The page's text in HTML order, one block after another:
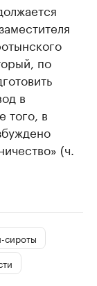
по
в
того, в
(ч.
сироты